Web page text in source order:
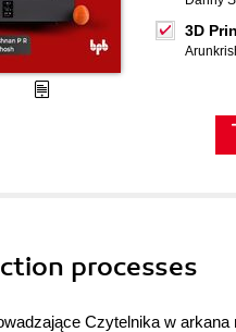
3D
processes
Czytelnika w